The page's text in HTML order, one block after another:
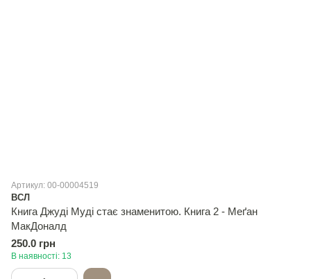
Артикул: 00-00004519
ВСЛ
Книга Джуді Муді стає знаменитою. Книга 2 - Меґан
МакДоналд
250.0 грн
В наявності: 13